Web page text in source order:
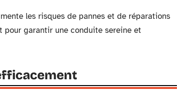
les risques de pannes et de réparations
pour garantir une conduite sereine et